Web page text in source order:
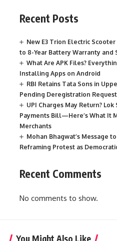
Recent Posts
New E3 Trion Electric Scooter
to 8-Year Battery Warranty and
What Are APK Files?
Installing Apps on Android
RBI Retains Tata Sons in
Pending Deregistration Request
UPI Charges May Return?
Payments Bill—Here’s What It
Merchants
Mohan Bhagwat’s Message
Reframing Protest as
Recent Comments
No comments to show.
You Might Also Like